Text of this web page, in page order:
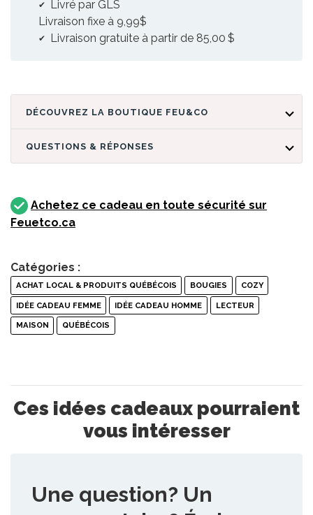
Livré par GLS
Livraison fixe à 9,99$
Livraison gratuite à partir de 85,00 $
DÉCOUVREZ LA BOUTIQUE FEU&CO
QUESTIONS & RÉPONSES
Achetez ce cadeau en toute sécurité sur
Feuetco.ca
Catégories :
ACHAT LOCAL & PRODUITS QUÉBÉCOIS BOUGIES COZY
IDÉE CADEAU FEMME IDÉE CADEAU HOMME LECTEUR
MAISON QUÉBÉCOIS
Ces idées cadeaux pourraient
vous intéresser
Une question? Un